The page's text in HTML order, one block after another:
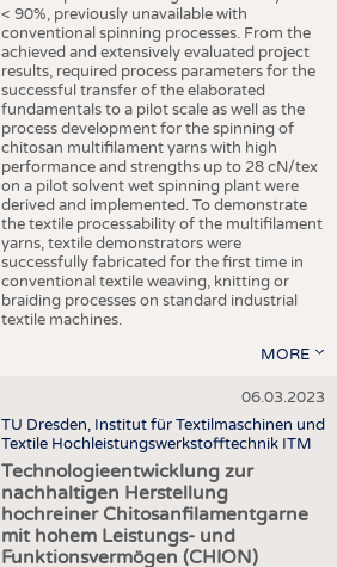
< 90%, previously unavailable with
conventional spinning processes. From the
achieved and extensively evaluated project
results, required process parameters for the
successful transfer of the elaborated
fundamentals to a pilot scale as well as the
process development for the spinning of
chitosan multifilament yarns with high
performance and strengths up to 28 cN/tex
on a pilot solvent wet spinning plant were
derived and implemented. To demonstrate
the textile processability of the multifilament
yarns, textile demonstrators were
successfully fabricated for the first time in
conventional textile weaving, knitting or
braiding processes on standard industrial
textile machines.
MORE
06.03.2023
TU Dresden, Institut für Textilmaschinen und
Textile Hochleistungswerkstofftechnik ITM
Technologieentwicklung zur
nachhaltigen Herstellung
hochreiner Chitosanfilamentgarne
mit hohem Leistungs- und
Funktionsvermögen (CHION)